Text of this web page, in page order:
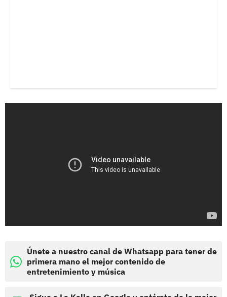
Únete a nuestro canal de Whatsapp para tener de
primera mano el mejor contenido de
entretenimiento y música